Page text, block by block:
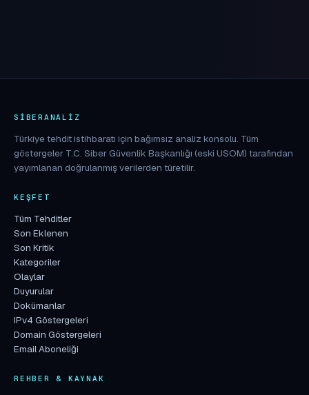
SIBERANALIZ
Türkiye tehdit istihbaratı için bağımsız analiz konsolu. Tüm
göstergeler T.C. Siber Güvenlik Başkanlığı (eski USOM) tarafından
yayımlanan doğrulanmış verilerden türetilir.
KEŞFET
Tüm Tehditler
Son Eklenen
Son Kritik
Kategoriler
Olaylar
Duyurular
Dokümanlar
IPv4 Göstergeleri
Domain Göstergeleri
Email Aboneliği
REHBER & KAYNAK